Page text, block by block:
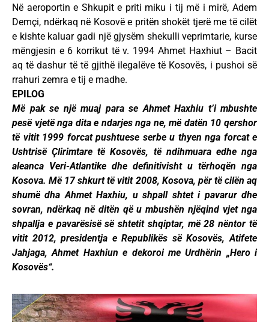
Në aeroportin e Shkupit e priti miku i tij më i mirë, Adem
Demçi, ndërkaq në Kosovë e pritën shokët tjerë me të cilët
e kishte kaluar gadi një gjysëm shekulli veprimtarie, kurse
mëngjesin e 6 korrikut të v. 1994 Ahmet Haxhiut – Bacit
aq të dashur të të gjithë ilegalëve të Kosovës, i pushoi së
rrahuri zemra e tij e madhe.
EPILOG
Më pak se një muaj para se Ahmet Haxhiu t’i mbushte
pesë vjetë nga dita e ndarjes nga ne, më datën 10 qershor
të vitit 1999 forcat pushtuese serbe u thyen nga forcat e
Ushtrisë Çlirimtare të Kosovës, të ndihmuara edhe nga
aleanca Veri-Atlantike dhe definitivisht u tërhoqën nga
Kosova. Më 17 shkurt të vitit 2008, Kosova, për të cilën aq
shumë dha Ahmet Haxhiu, u shpall shtet i pavarur dhe
sovran, ndërkaq në ditën që u mbushën njëqind vjet nga
shpallja e pavarësisë së shtetit shqiptar, më 28 nëntor të
vitit 2012, presidentja e Republikës së Kosovës, Atifete
Jahjaga, Ahmet Haxhiun e dekoroi me Urdhërin „Hero i
Kosovës“.